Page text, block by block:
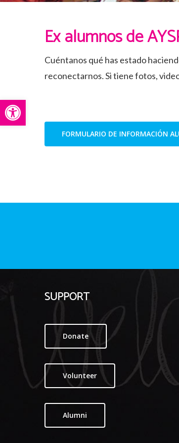
Abrir barra de herramientas
Ex alumnos de
Cuéntanos qué has estado
reconectarnos. Si tiene fotos,
FORMULARIO DE INFORMACIÓN
SUPPORT
Donate
Volunteer
Alumni